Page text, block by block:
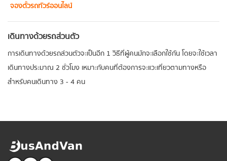
จองตั๋วรถทัวร์ออนไลน์
เดินทางด้วยรถส่วนตัว
การเดินทางด้วยรถส่วนตัวจะเป็นอีก 1 วิธีที่ผู้คนมักจะเลือกใช้กัน โดยจะใช้เวลา
เดินทางประมาณ 2 ชั่วโมง เหมาะกับคนที่ต้องการจะแวะเที่ยวตามทางหรือ
สำหรับคนเดินทาง 3 - 4 คน